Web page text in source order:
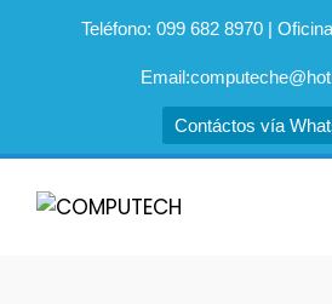
Teléfono: 099 682 8970 |
Contáctos vía
Skip